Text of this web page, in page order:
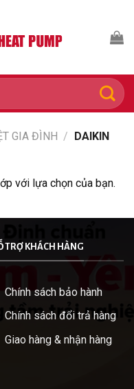
GIA ĐÌNH / DAIKIN
với lựa chọn của bạn.
TRỢ KHÁCH HÀNG
Chính sách bảo hành
Chính sách đổi trả hàng
Giao hàng & nhận hàng